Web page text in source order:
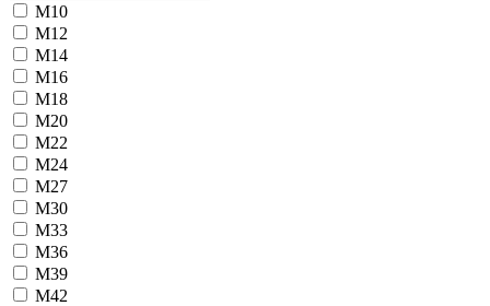
М10
М12
М14
М16
М18
М20
М22
М24
М27
М30
М33
М36
М39
М42